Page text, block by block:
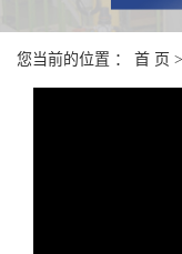
您当前的位置 ： 首 页 >